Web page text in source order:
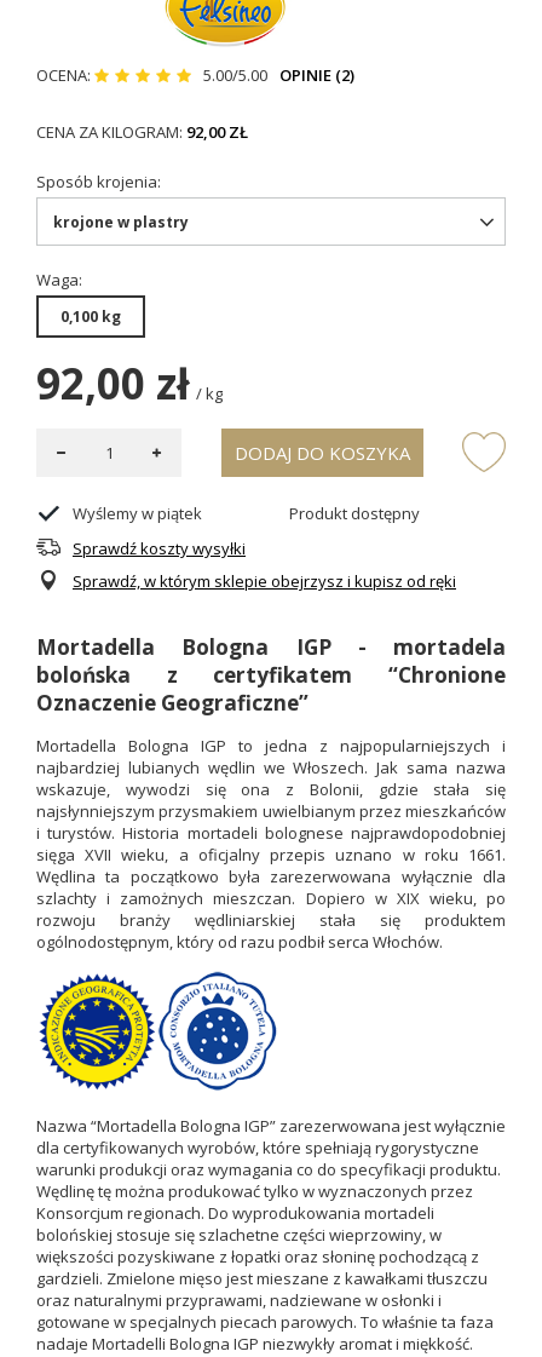
OCENA: 5.00/5.00 OPINIE (2)
CENA ZA KILOGRAM: 92,00 ZŁ
Sposób krojenia
krojone w plastry
Waga
0,100 kg
92,00 zł /kg
DODAJ DO KOSZYKA
Wyślemyw piątek
Produkt dostępny
Sprawdź koszty wysyłki
Sprawdź, w którym sklepie obejrzysz i kupisz od ręki
Mortadella Bologna IGP - mortadela
bolońska z certyfikatem “Chronione
Oznaczenie Geograficzne”
Mortadella Bologna IGP to jedna z najpopularniejszych i
najbardziej lubianych wędlin we Włoszech. Jak sama nazwa
wskazuje, wywodzi się ona z Bolonii, gdzie stała się
najsłynniejszym przysmakiem uwielbianym przez mieszkańców
i turystów. Historia mortadeli bolognese najprawdopodobniej
sięga XVII wieku, a oficjalny przepis uznano w roku 1661.
Wędlina ta początkowo była zarezerwowana wyłącznie dla
szlachty i zamożnych mieszczan. Dopiero w XIX wieku, po
rozwoju branży wędliniarskiej stała się produktem
ogólnodostępnym, który od razu podbił serca Włochów.
Nazwa “Mortadella Bologna IGP” zarezerwowana jest wyłącznie
dla certyfikowanych wyrobów, które spełniają rygorystyczne
warunki produkcji oraz wymagania co do specyfikacji produktu.
Wędlinę tę można produkować tylko w wyznaczonych przez
Konsorcjum regionach. Do wyprodukowania mortadeli
bolońskiej stosuje się szlachetne części wieprzowiny, w
większości pozyskiwane z łopatki oraz słoninę pochodzącą z
gardzieli. Zmielone mięso jest mieszane z kawałkami tłuszczu
oraz naturalnymi przyprawami, nadziewane w osłonki i
gotowane w specjalnych piecach parowych. To właśnie ta faza
nadaje Mortadelli Bologna IGP niezwykły aromat i miękkość.